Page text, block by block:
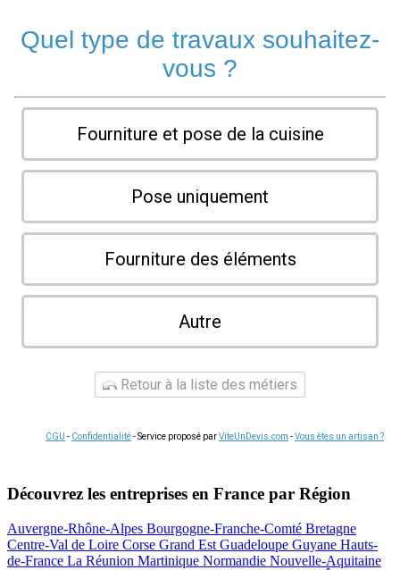
Quel type de travaux souhaitez-
vous ?
Fourniture et pose de la cuisine
Pose uniquement
Fourniture des éléments
Autre
Retour à la liste des métiers
CGU - Confidentialité- Service proposé parViteUnDevis.com -Vous êtes un artisan ?
Découvrez les entreprises en France par Région
Auvergne-Rhône-Alpes Bourgogne-Franche-Comté Bretagne
Centre-Val de Loire Corse Grand Est Guadeloupe Guyane Hauts-
de-France La Réunion Martinique Normandie Nouvelle-Aquitaine